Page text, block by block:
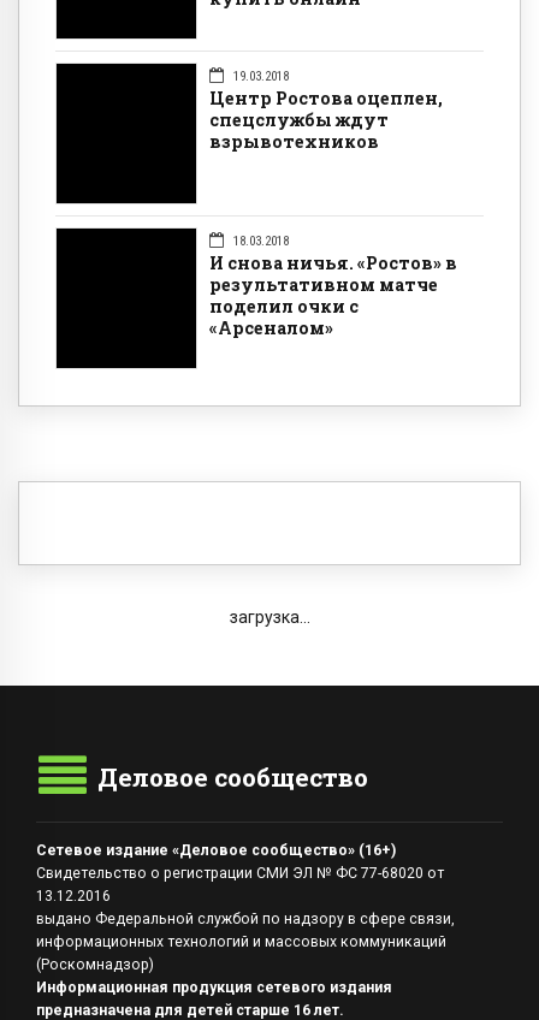
19.03.2018
Центр Ростова оцеплен,
спецслужбы ждут
взрывотехников
18.03.2018
И снова ничья. «Ростов» в
результативном матче
поделил очки с
«Арсеналом»
загрузка...
Деловое сообщество
Сетевое издание «Деловое сообщество» (16+)
Свидетельство о регистрации СМИ ЭЛ № ФС 77-68020 от
13.12.2016
выдано Федеральной службой по надзору в сфере связи,
информационных технологий и массовых коммуникаций
(Роскомнадзор)
Информационная продукция сетевого издания
предназначена для детей старше 16 лет.